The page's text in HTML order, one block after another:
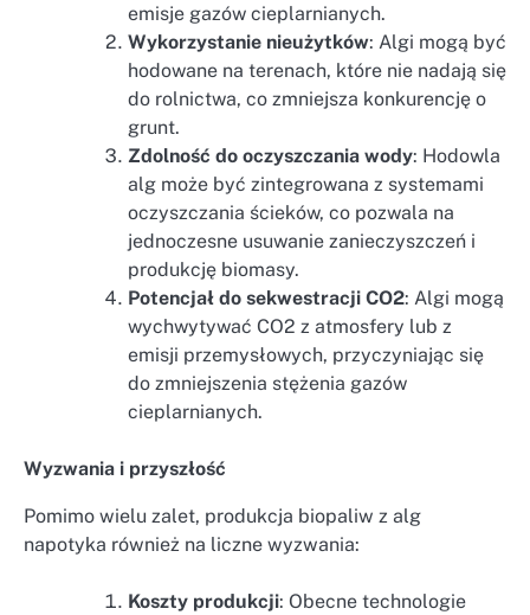
emisje gazów cieplarnianych.
Wykorzystanie nieużytków: Algi mogą być
hodowane na terenach, które nie nadają się
do rolnictwa, co zmniejsza konkurencję o
grunt.
Zdolność do oczyszczania wody: Hodowla
alg może być zintegrowana z systemami
oczyszczania ścieków, co pozwala na
jednoczesne usuwanie zanieczyszczeń i
produkcję biomasy.
Potencjał do sekwestracji CO2: Algi mogą
wychwytywać CO2 z atmosfery lub z
emisji przemysłowych, przyczyniając się
do zmniejszenia stężenia gazów
cieplarnianych.
Wyzwania i przyszłość
Pomimo wielu zalet, produkcja biopaliw z alg
napotyka również na liczne wyzwania:
Koszty produkcji: Obecne technologie